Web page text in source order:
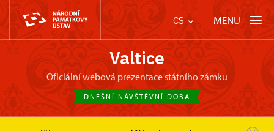
CS MENU
Valtice
oficiální webová prezentace státního zámku
DNEŠNÍ NÁVŠTĚVNÍ DOBA